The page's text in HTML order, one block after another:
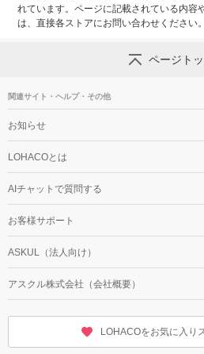
れています。ページに記載されている内容
は、直接各ストアにお問い合わせください。
ページト
関連サイト・ヘルプ・その他
お知らせ
LOHACOとは
AIチャットで質問する
お客様サポート
ASKUL（法人向け）
アスクル株式会社（会社概要）
LOHACOをお気に入り